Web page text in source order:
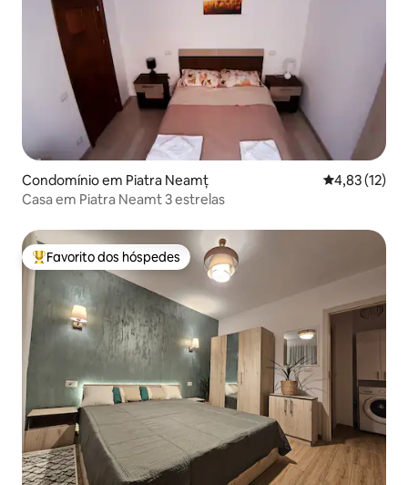
Condomínio em Piatra Neamț Classificação
4,83 (12)
Casa em Piatra Neamt 3 estrelas
Favoritos dos hóspedes mais apreciados
Favorito dos hóspedes